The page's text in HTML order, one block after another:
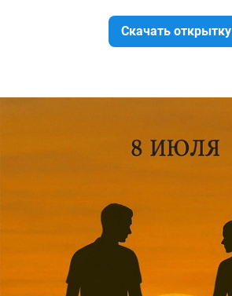
Скачать открытку